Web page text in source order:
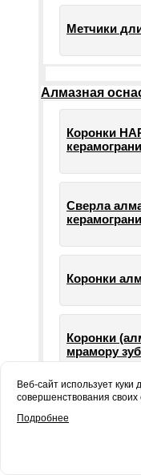
Метчики
Алмазная
Коронки
Сверла
Коронки
Коронки
мрамору
машин УШМ
Веб-сайт использует
совершенствования своих
Подробнее